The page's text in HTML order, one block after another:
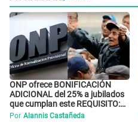
ONP ofrece BONIFICACIÓN
ADICIONAL del 25% a jubilados
que cumplan este REQUISITO:
revisa si accedes aquí
Por Alannis Castañeda